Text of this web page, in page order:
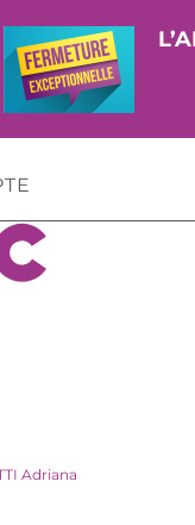
Adriana